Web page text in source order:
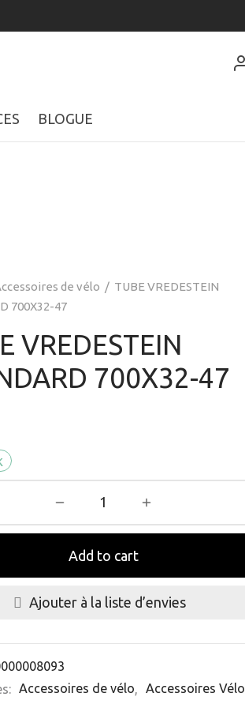
BLOGUE
de vélo / TUBE VREDESTEIN
700X32-47
VREDESTEIN
700X32-47
Add to cart
Ajouter à la liste d’envies
Accessoires de vélo Accessoires Vélo